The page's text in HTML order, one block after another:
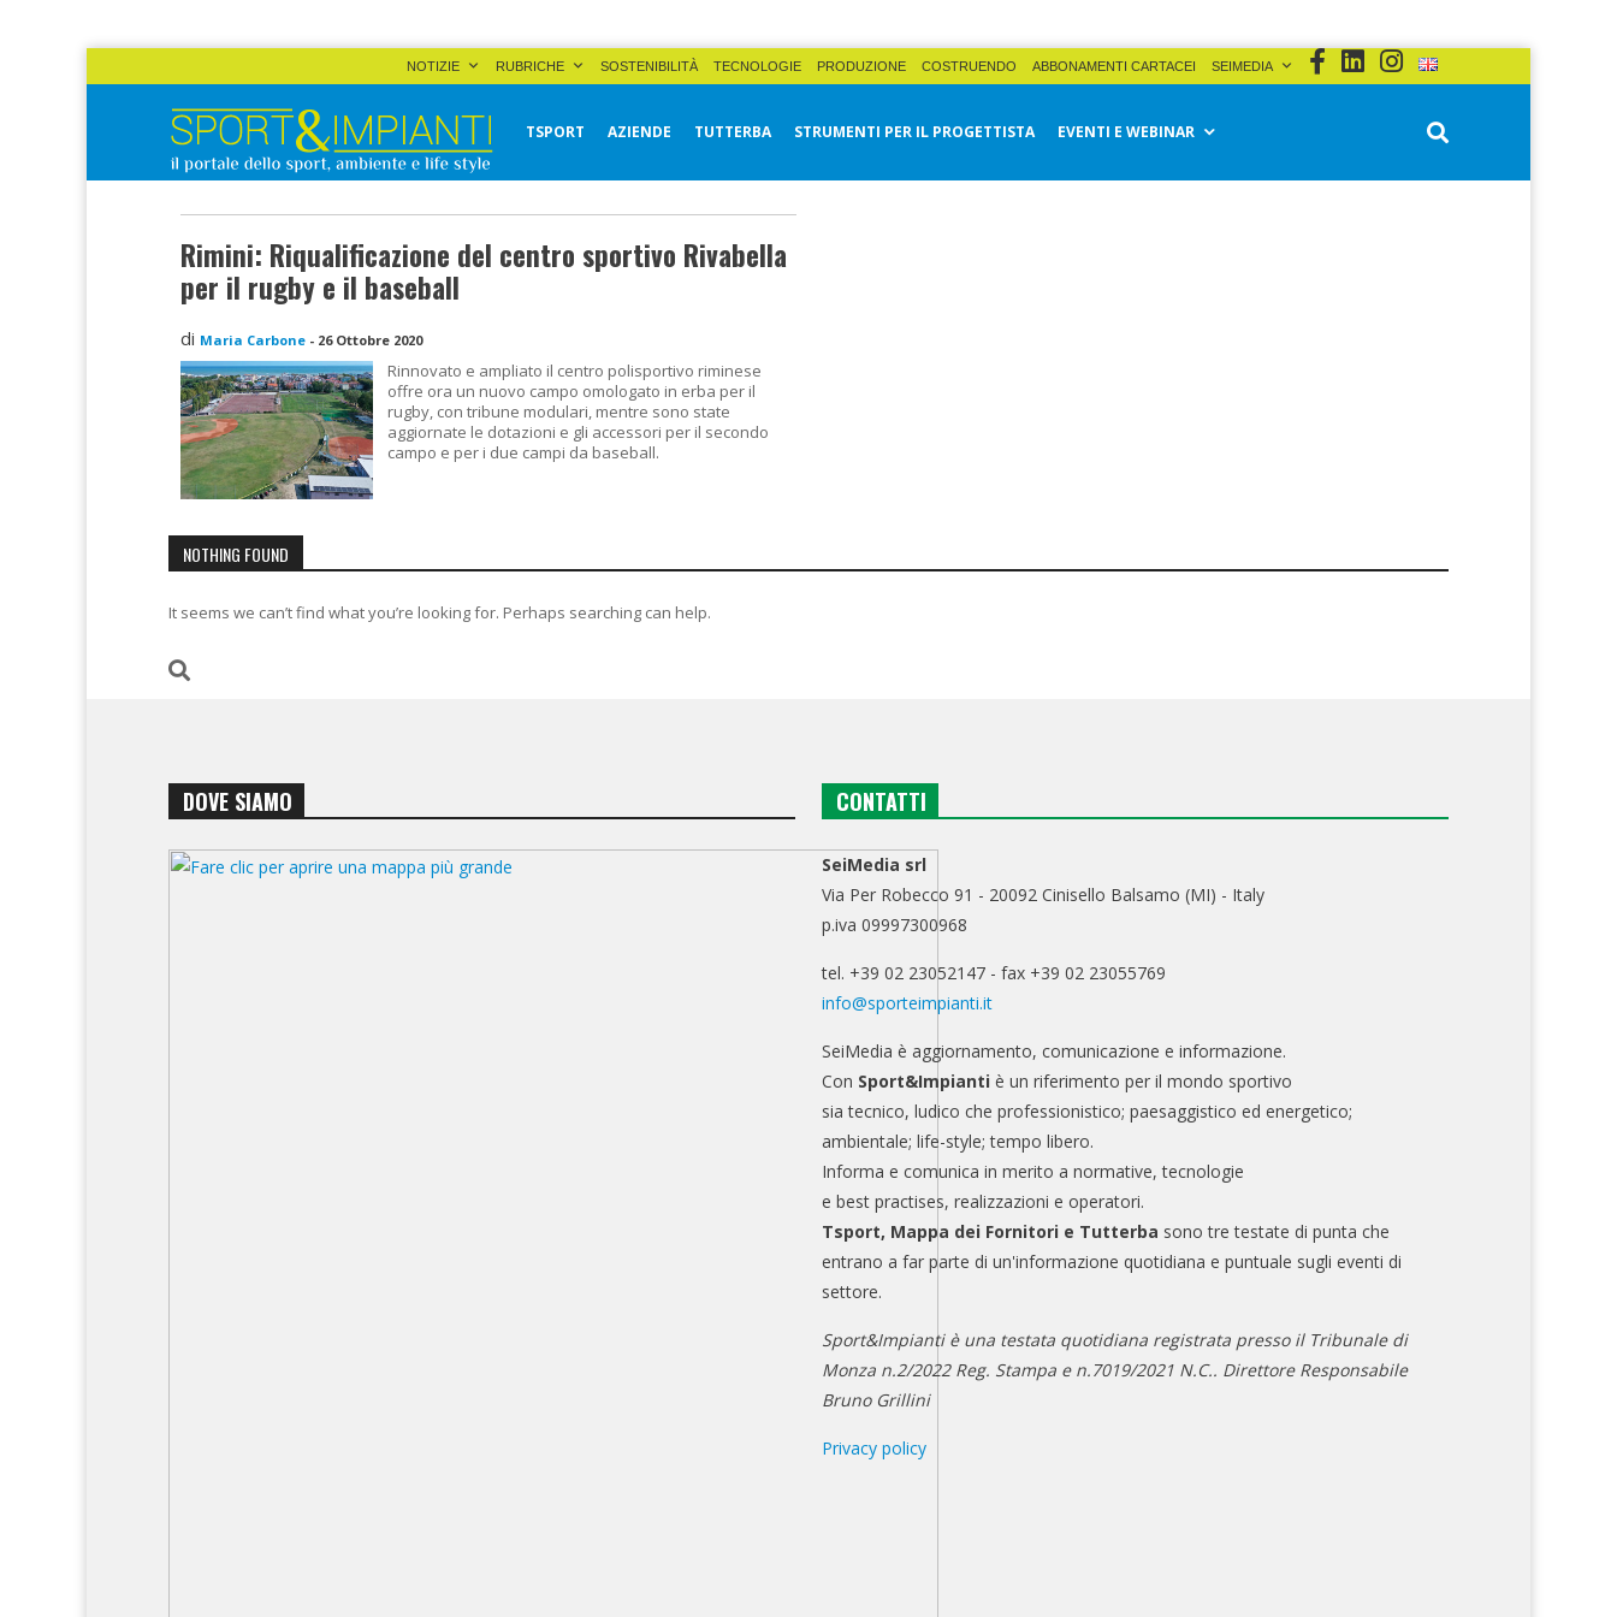
NOTIZIE RUBRICHE SOSTENIBILITÀ TECNOLOGIE PRODUZIONE COSTRUENDO ABBONAMENTI CARTACEI SEIMEDIA
Sport&Impianti
TSPORT AZIENDE TUTTERBA STRUMENTI PER IL PROGETTISTA EVENTI E WEBINAR
Rimini: Riqualificazione del centro sportivo Rivabella
per il rugby e il baseball
di Maria Carbone - 26 Ottobre 2020
Rinnovato e ampliato il centro polisportivo riminese
offre ora un nuovo campo omologato in erba per il
rugby, con tribune modulari, mentre sono state
aggiornate le dotazioni e gli accessori per il secondo
campo e per i due campi da baseball.
NOTHING FOUND
It seems we can’t find what you’re looking for. Perhaps searching can help.
DOVE SIAMO CONTATTI
SeiMedia srl
Via Per Robecco 91 - 20092 Cinisello Balsamo (MI) - Italy
p.iva 09997300968
tel. +39 02 23052147 - fax +39 02 23055769
info@sporteimpianti.it
SeiMedia è aggiornamento, comunicazione e informazione.
Con Sport&Impianti è un riferimento per il mondo sportivo
sia tecnico, ludico che professionistico; paesaggistico ed energetico;
ambientale; life-style; tempo libero.
Informa e comunica in merito a normative, tecnologie
e best practises, realizzazioni e operatori.
Tsport, Mappa dei Fornitori e Tutterba sono tre testate di punta che
entrano a far parte di un'informazione quotidiana e puntuale sugli eventi di
settore.
Sport&Impianti è una testata quotidiana registrata presso il Tribunale di
Monza n.2/2022 Reg. Stampa e n.7019/2021 N.C.. Direttore Responsabile
Bruno Grillini
Privacy policy